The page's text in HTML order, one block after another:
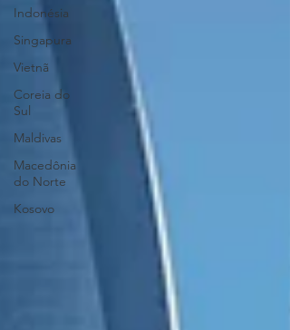
Indonésia
Singapura
Vietnã
Coreia do
Sul
Maldivas
Macedônia
do Norte
Kosovo